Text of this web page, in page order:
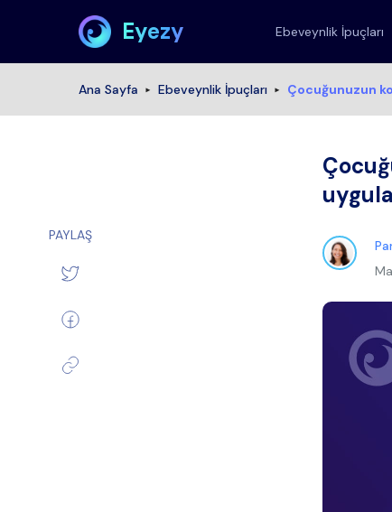
Eyezy Ebeveynlik İpuçları
Ana Sayfa Ebeveynlik İpuçları Çocuğunuzun
PAYLAŞ